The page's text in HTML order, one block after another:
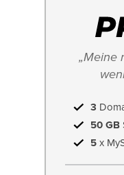
„Meine
3
50 GB
5 x